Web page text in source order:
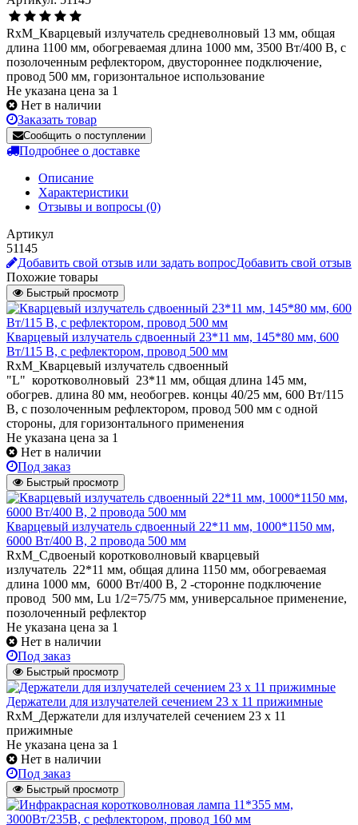
RxM_Кварцевый излучатель средневолновый 13 мм, общая
длина 1100 мм, обогреваемая длина 1000 мм, 3500 Вт/400 В, с
позолоченным рефлектором, двустороннее подключение,
провод 500 мм, горизонтальное использование
Не указана цена за 1
Нет в наличии
Заказать товар
Сообщить о поступлении
Подробнее о доставке
Описание
Характеристики
Отзывы и вопросы (0)
Артикул
51145
Добавить свой отзыв или задать вопросДобавить свой отзыв
Похожие товары
Быстрый просмотр
Кварцевый излучатель cдвоенный 23*11 мм, 145*80 мм, 600
Вт/115 В, с рефлектором, провод 500 мм
RxM_Кварцевый излучатель cдвоенный
"L" коротковолновый 23*11 мм, общая длина 145 мм,
обогрев. длина 80 мм, необогрев. концы 40/25 мм, 600 Вт/115
В, с позолоченным рефлектором, провод 500 мм с одной
стороны, для горизонтального применения
Не указана цена за 1
Нет в наличии
Под заказ
Быстрый просмотр
Кварцевый излучатель cдвоенный 22*11 мм, 1000*1150 мм,
6000 Вт/400 В, 2 провода 500 мм
RxM_Сдвоеный коротковолновый кварцевый
излучатель 22*11 мм, общая длина 1150 мм, обогреваемая
длина 1000 мм, 6000 Вт/400 В, 2 -сторонне подключение
провод 500 мм, Lu 1/2=75/75 мм, универсальное применение,
позолоченный рефлектор
Не указана цена за 1
Нет в наличии
Под заказ
Быстрый просмотр
Держатели для излучателей сечением 23 х 11 прижимные
RxM_Держатели для излучателей сечением 23 х 11
прижимные
Не указана цена за 1
Нет в наличии
Под заказ
Быстрый просмотр